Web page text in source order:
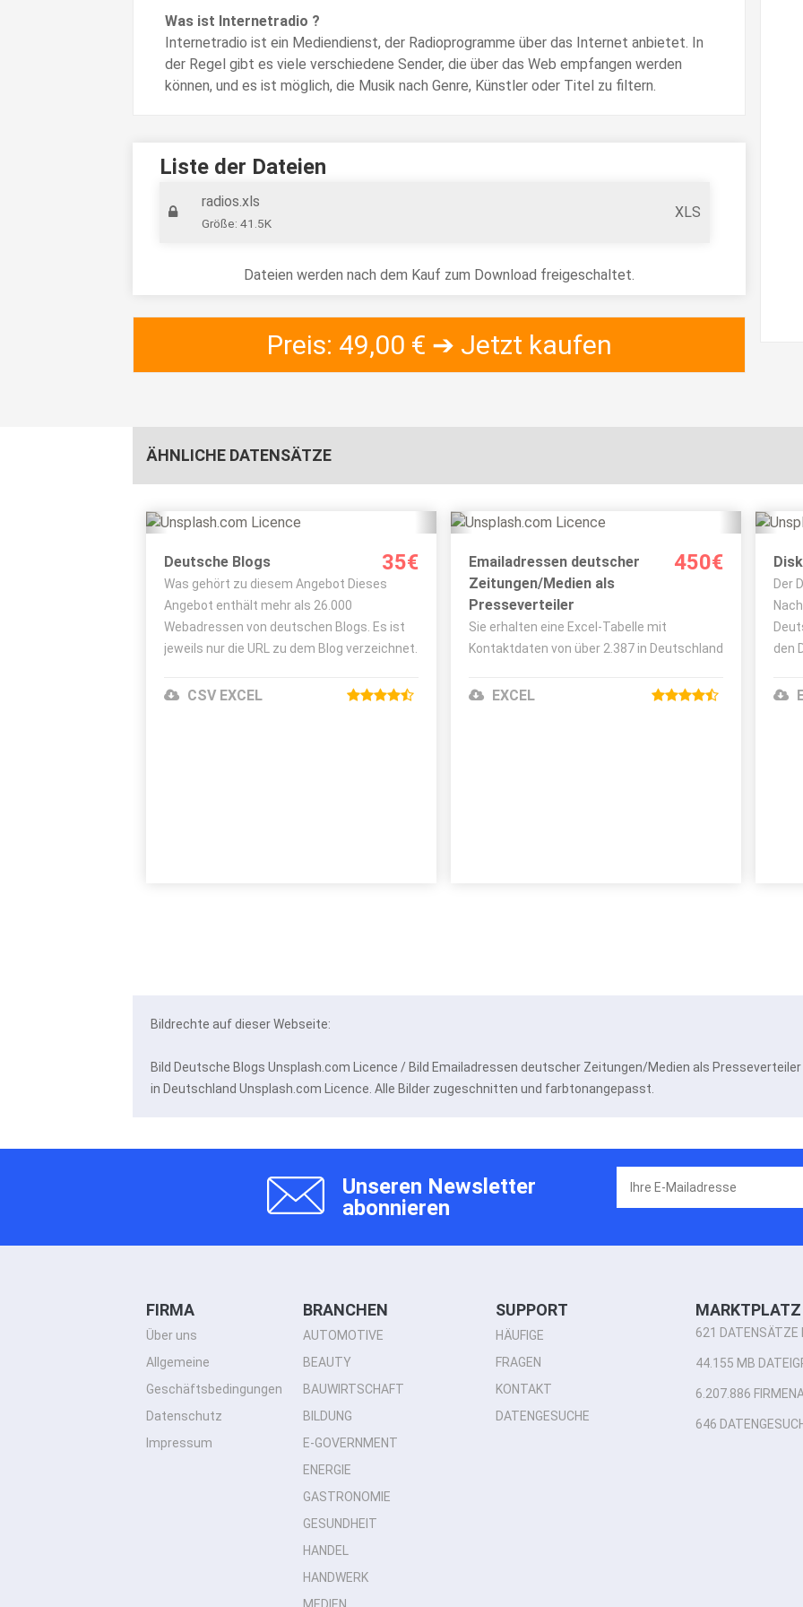
Was ist Internetradio ?
Internetradio ist ein Mediendienst, der Radioprogramme über das Internet anbietet. In
der Regel gibt es viele verschiedene Sender, die über das Web empfangen werden
können, und es ist möglich, die Musik nach Genre, Künstler oder Titel zu filtern.
Liste der Dateien
radios.xls
Größe: 41.5K
XLS
Dateien werden nach dem Kauf zum Download freigeschaltet.
Preis: 49,00 € ➔ Jetzt kaufen
ÄHNLICHE DATENSÄTZE
Details ansehen
Bestellen
Bild Unsplash.com Licence
Deutsche Blogs 35€
Was gehört zu diesem Angebot Dieses
Angebot enthält mehr als 26.000
Webadressen von deutschen Blogs. Es ist
jeweils nur die URL zu dem Blog verzeichnet.
erhalten von mir die List..
CSV EXCEL
Details ansehen
Bestellen
Bild Unsplash.com Licence
Emailadressen deutscher
Zeitungen/Medien als
Presseverteiler
450€
Sie erhalten eine Excel-Tabelle mit
Kontaktdaten von über 2.387 in Deutschland
Zeitungen (Print und Online), Zeitschriften ,
EXCEL
Der
den
Bildrechte auf dieser Webseite:
Bild Deutsche Blogs Unsplash.com Licence / Bild Emailadressen deutscher Zeitungen/Medien als
in Deutschland Unsplash.com Licence. Alle Bilder zugeschnitten und farbtonangepasst.
Unseren Newsletter
abonnieren
FIRMA
Über uns
Allgemeine
Geschäftsbedingungen
Datenschutz
Impressum
BRANCHEN
AUTOMOTIVE
BEAUTY
BAUWIRTSCHAFT
BILDUNG
E-GOVERNMENT
ENERGIE
GASTRONOMIE
GESUNDHEIT
HANDEL
HANDWERK
SUPPORT
HÄUFIGE
FRAGEN
KONTAKT
DATENGESUCHE
621 DATENSÄTZE
44.155 MB
6.207.886
646